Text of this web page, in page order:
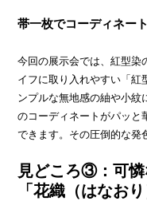
帯一枚でコーディネー
今回の展示会では、紅型染
イフに取り入れやすい「紅
ンプルな無地感の紬や小紋
のコーディネートがパッと
できます。その圧倒的な発
見どころ③：可
「花織（はなおり